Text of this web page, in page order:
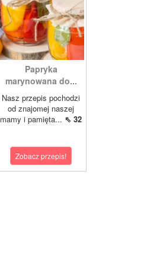
Papryka
marynowana do...
Nasz przepis pochodzi
od znajomej naszej
mamy i pamięta... ⇖ 32
Zobacz przepis!